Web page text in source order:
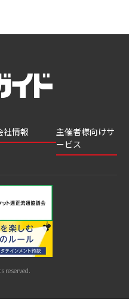
社情報
主催者様向けサ
ービス
reserved.